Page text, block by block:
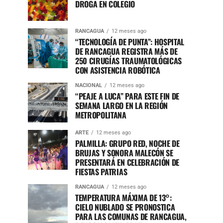
DROGA EN COLEGIO
RANCAGUA 12 meses ago
“TECNOLOGÍA DE PUNTA”: HOSPITAL
DE RANCAGUA REGISTRA MÁS DE
250 CIRUGÍAS TRAUMATOLÓGICAS
CON ASISTENCIA ROBÓTICA
NACIONAL 12 meses ago
“PEAJE A LUCA” PARA ESTE FIN DE
SEMANA LARGO EN LA REGIÓN
METROPOLITANA
ARTE 12 meses ago
PALMILLA: GRUPO RED, NOCHE DE
BRUJAS Y SONORA MALECÓN SE
PRESENTARÁ EN CELEBRACIÓN DE
FIESTAS PATRIAS
RANCAGUA 12 meses ago
TEMPERATURA MÁXIMA DE 13°:
CIELO NUBLADO SE PRONOSTICA
PARA LAS COMUNAS DE RANCAGUA,